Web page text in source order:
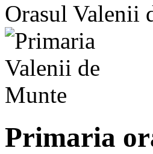
Orasul Valenii
Primaria